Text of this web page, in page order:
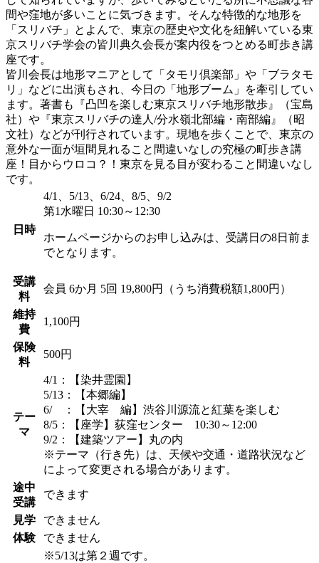
間や窪地が多いことに気づきます。そんな特徴的な地形を
「スリバチ」とよんで、東京の歴史や文化を紐解いている東
京スリバチ学会の皆川典久会長が案内役をつとめる町歩き講
座です。
皆川会長は地形マニアとして「タモリ倶楽部」や「ブラタモ
リ」などに出演もされ、今日の「地形ブーム」を牽引してい
ます。著書も『凸凹を楽しむ東京スリバチ地形散歩』（宝島
社）や『東京スリバチの達人/分水嶺北部編・南部編』（昭
文社）などが刊行されています。現地を歩くことで、東京の
意外な一面が垣間見れること間違いなしの究極の町歩き講
座！目からウロコ？！東京を見る目が変わること間違いなし
です。
日時
4/1、5/13、6/24、8/5、9/2
第1水曜日 10:30～12:30
ホームページからのお申し込みは、受講日の8日前ま
でとなります。
受講
料
会員 6か月 5回 19,800円（うち消費税額1,800円）
維持
費
1,100円
保険
料
500円
テー
マ
4/1：【染井霊園】
5/13：【本郷編】
6/ ：【大宰 編】渋谷川源流と紅葉を楽しむ
8/5：【座学】荻窪センター 10:30～12:00
9/2：【建築ツアー】丸の内
※テーマ（行き先）は、天候や交通・道路状況など
によって変更される場合があります。
途中
受講
できます
見学
できません
体験
できません
※5/13は第２週です。